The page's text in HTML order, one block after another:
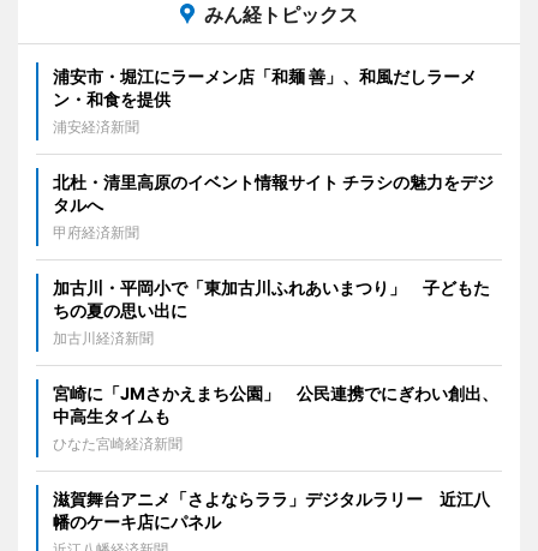
みん経トピックス
浦安市・堀江にラーメン店「和麺 善」、和風だしラーメ
ン・和食を提供
浦安経済新聞
北杜・清里高原のイベント情報サイト チラシの魅力をデジ
タルへ
甲府経済新聞
加古川・平岡小で「東加古川ふれあいまつり」 子どもた
ちの夏の思い出に
加古川経済新聞
宮崎に「JMさかえまち公園」 公民連携でにぎわい創出、
中高生タイムも
ひなた宮崎経済新聞
滋賀舞台アニメ「さよならララ」デジタルラリー 近江八
幡のケーキ店にパネル